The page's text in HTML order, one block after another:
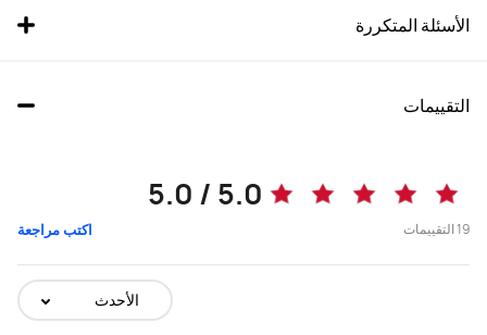
الأسئلة المتكررة
التقييمات
5.0 / 5.0
19التقييمات اكتب مراجعة
الأحدث